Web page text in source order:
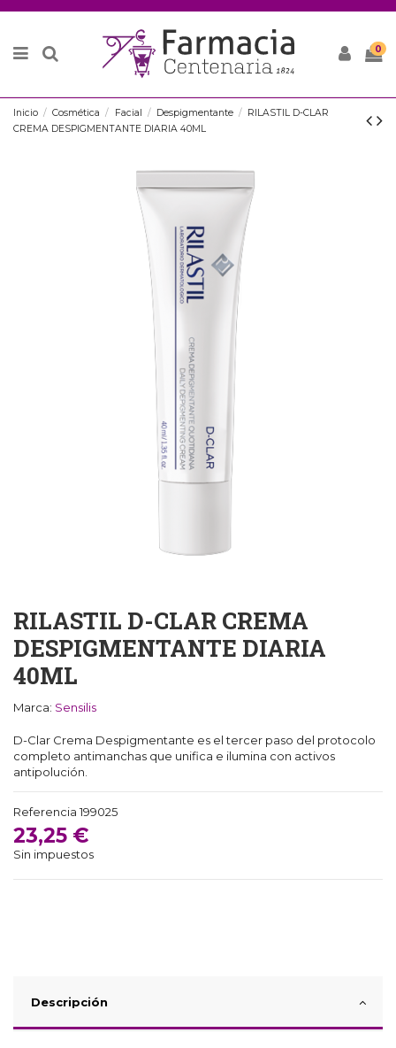
0
Inicio Cosmética Facial Despigmentante
RILASTIL D-CLAR
CREMA DESPIGMENTANTE DIARIA 40ML
RILASTIL D-CLAR CREMA
DESPIGMENTANTE DIARIA
40ML
Marca: Sensilis
D-Clar Crema Despigmentante es el tercer paso del protocolo
completo antimanchas que unifica e ilumina con activos
antipolución.
Referencia 199025
23,25 €
Sin impuestos
Descripción